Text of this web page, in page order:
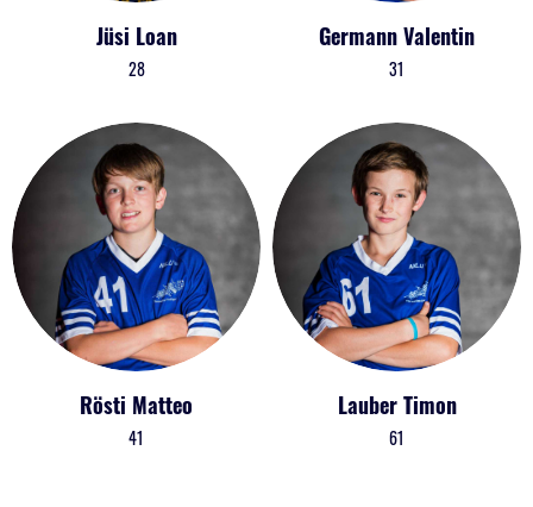
Jüsi Loan
28
Germann Valentin
31
Rösti Matteo
41
Lauber Timon
61